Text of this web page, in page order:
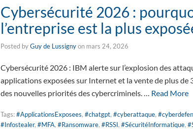
Cybersécurité 2026 :
l’entreprise est la plus
Posted byGuy de Lussignyon mars 24, 2026
Cybersécurité 2026 : IBM alerte sur l’explosion des
applications exposées sur Internet et la vente de plus
des nouvelles priorités des cybercriminels. … Read More
Tags:#ApplicationsExposees, #chatgpt, #cyberattaque,
#Infostealer, #MFA, #Ransomware, #RSSI, #SécuritéInformatique,